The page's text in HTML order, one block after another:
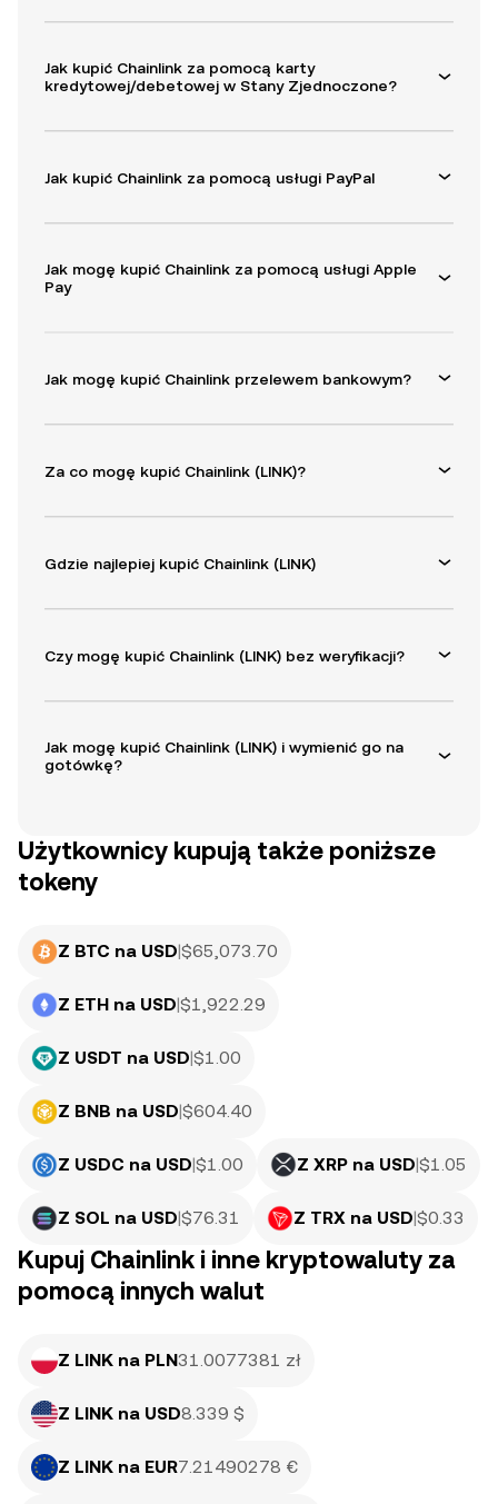
Jak kupić Chainlink za pomocą karty
kredytowej/debetowej w Stany Zjednoczone?
Jak kupić Chainlink za pomocą usługi PayPal
Jak mogę kupić Chainlink za pomocą usługi Apple
Pay
Jak mogę kupić Chainlink przelewem bankowym?
Za co mogę kupić Chainlink (LINK)?
Gdzie najlepiej kupić Chainlink (LINK)
Czy mogę kupić Chainlink (LINK) bez weryfikacji?
Jak mogę kupić Chainlink (LINK) i wymienić go na
gotówkę?
Użytkownicy kupują także poniższe
tokeny
Z BTC na USD|$65,073.70
Z ETH na USD|$1,922.29
Z USDT na USD|$1.00
Z BNB na USD|$604.40
Z USDC na USD|$1.00 Z XRP na USD|$1.05
Z SOL na USD|$76.31 Z TRX na USD|$0.33
Kupuj Chainlink i inne kryptowaluty za
pomocą innych walut
Z LINK na PLN31.0077381 zł
Z LINK na USD8.339 $
Z LINK na EUR7.21490278 €